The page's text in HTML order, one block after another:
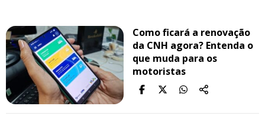
Como ficará a renovação
da CNH agora? Entenda o
que muda para os
motoristas